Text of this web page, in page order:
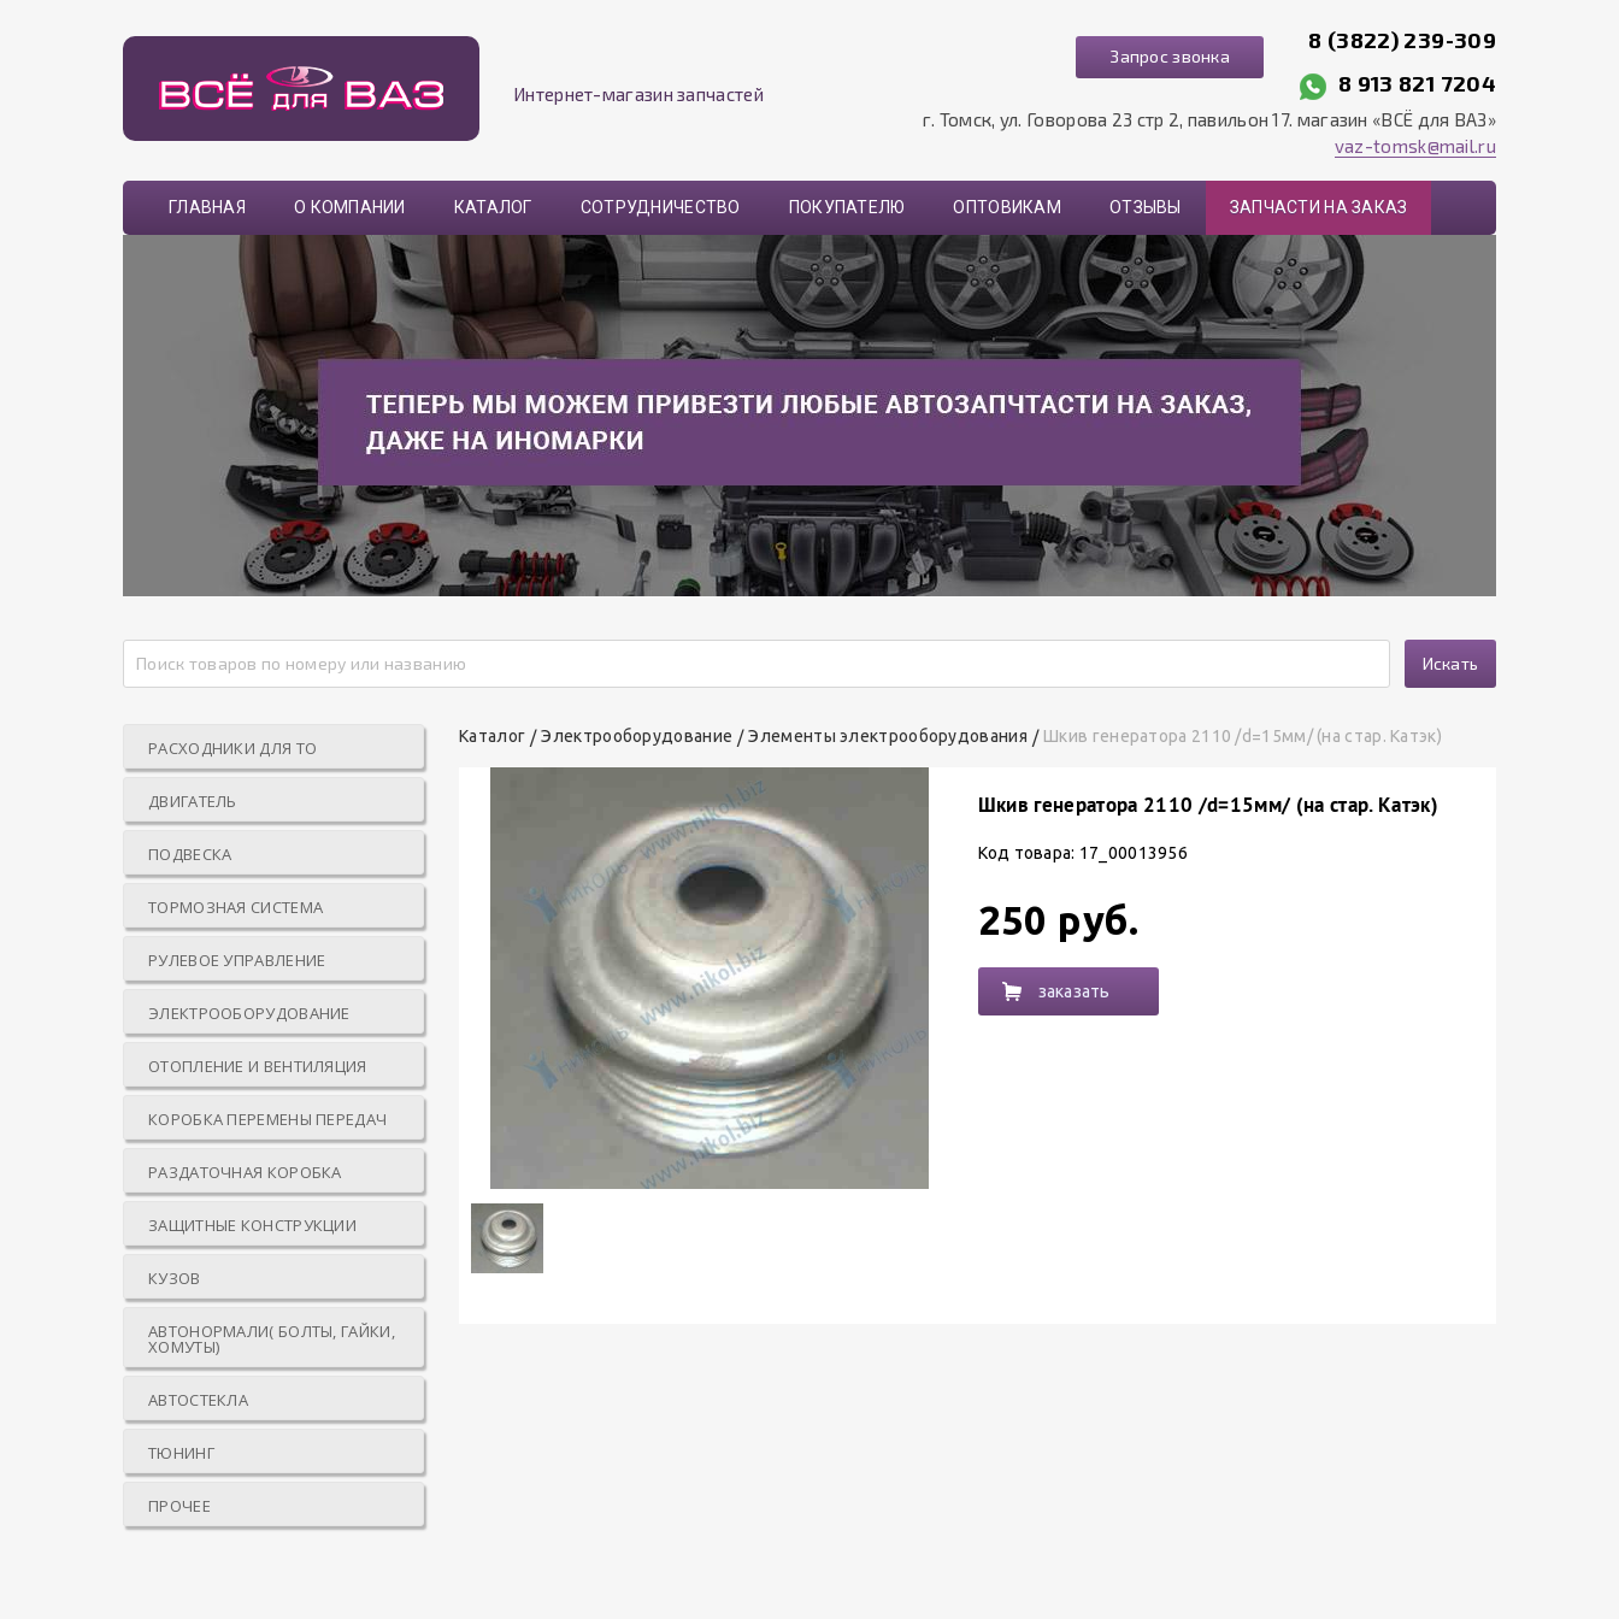
Интернет-магазин запчастей
Запрос звонка
8 (3822) 239-309
8 913 821 7204
г. Томск, ул. Говорова 23 стр 2, павильон 17. магазин «ВСЁ для ВАЗ»
vaz-tomsk@mail.ru
ГЛАВНАЯ О КОМПАНИИ КАТАЛОГ СОТРУДНИЧЕСТВО ПОКУПАТЕЛЮ ОПТОВИКАМ ОТЗЫВЫ ЗАПЧАСТИ НА ЗАКАЗ
Искать
РАСХОДНИКИ ДЛЯ ТО
ДВИГАТЕЛЬ
ПОДВЕСКА
ТОРМОЗНАЯ СИСТЕМА
РУЛЕВОЕ УПРАВЛЕНИЕ
ЭЛЕКТРООБОРУДОВАНИЕ
ОТОПЛЕНИЕ И ВЕНТИЛЯЦИЯ
КОРОБКА ПЕРЕМЕНЫ ПЕРЕДАЧ
РАЗДАТОЧНАЯ КОРОБКА
ЗАЩИТНЫЕ КОНСТРУКЦИИ
КУЗОВ
АВТОНОРМАЛИ( БОЛТЫ, ГАЙКИ,
ХОМУТЫ)
АВТОСТЕКЛА
ТЮНИНГ
ПРОЧЕЕ
Каталог Электрооборудование Элементы электрооборудования Шкив генератора 2110 /d=15мм/ (на стар. Катэк)
Шкив генератора 2110 /d=15мм/ (на стар. Катэк)
Код товара: 17_00013956
250 руб.
заказать